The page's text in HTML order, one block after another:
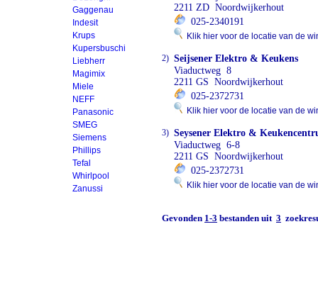
Gaggenau
Indesit
Krups
Kupersbuschi
Liebherr
Magimix
Miele
NEFF
Panasonic
SMEG
Siemens
Phillips
Tefal
Whirlpool
Zanussi
2211 ZD Noordwijkerhout
025-2340191
Klik hier voor de locatie van de
2) Seijsener Elektro & Keukens
Viaductweg 8
2211 GS Noordwijkerhout
025-2372731
Klik hier voor de locatie van de
3) Seysener Elektro &
Viaductweg 6-8
2211 GS Noordwijkerhout
025-2372731
Klik hier voor de locatie van de
Gevonden 1-3 bestanden uit 3